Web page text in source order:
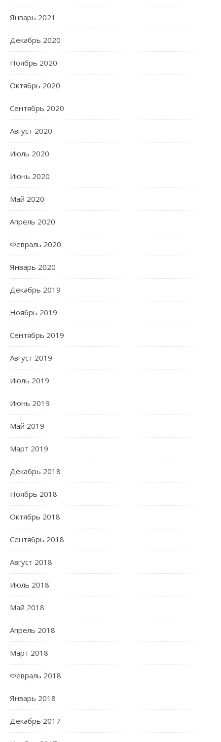
Январь 2021
Декабрь 2020
Ноябрь 2020
Октябрь 2020
Сентябрь 2020
Август 2020
Июль 2020
Июнь 2020
Май 2020
Апрель 2020
Февраль 2020
Январь 2020
Декабрь 2019
Ноябрь 2019
Сентябрь 2019
Август 2019
Июль 2019
Июнь 2019
Май 2019
Март 2019
Декабрь 2018
Ноябрь 2018
Октябрь 2018
Сентябрь 2018
Август 2018
Июль 2018
Май 2018
Апрель 2018
Март 2018
Февраль 2018
Январь 2018
Декабрь 2017